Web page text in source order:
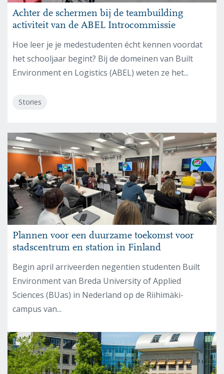
Achter de schermen bij de teambuilding
activiteit van de ABEL Introcommissie
Hoe leer je je medestudenten écht kennen voordat
het schooljaar begint? Bij de domeinen van Built
Environment en Logistics (ABEL) weten ze het...
Stories
Plannen voor een duurzame toekomst voor
stadscentrum en station in Finland
Begin april arriveerden negentien studenten Built
Environment van Breda University of Applied
Sciences (BUas) in Nederland op de Riihimäki-
campus van...